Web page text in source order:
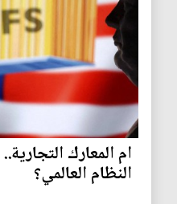
ام المعارك
النظام العالمي؟